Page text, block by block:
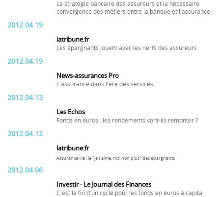
La stratégie bancaire des assureurs et la nécessaire
convergence des métiers entre la banque et l'assurance
2012.04.19
latribune.fr
Les épargnants jouent avec les nerfs des assureurs
2012.04.19
News-assurances Pro
L'assurance dans l'ère des services
2012.04.13
Les Echos
Fonds en euros : les rendements vont-ils remonter ?
2012.04.12
latribune.fr
Assurance vie : le "je t'aime, moi non plus" des épargnants
2012.04.06
Investir - Le Journal des Finances
C'est la fin d'un cycle pour les fonds en euros à capital